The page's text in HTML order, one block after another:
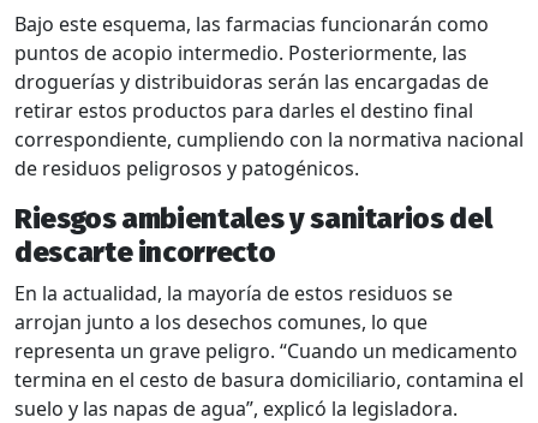
Bajo este esquema, las farmacias funcionarán como
puntos de acopio intermedio. Posteriormente, las
droguerías y distribuidoras serán las encargadas de
retirar estos productos para darles el destino final
correspondiente, cumpliendo con la normativa nacional
de residuos peligrosos y patogénicos.
Riesgos ambientales y sanitarios del
descarte incorrecto
En la actualidad, la mayoría de estos residuos se
arrojan junto a los desechos comunes, lo que
representa un grave peligro. “Cuando un medicamento
termina en el cesto de basura domiciliario, contamina el
suelo y las napas de agua”, explicó la legisladora.